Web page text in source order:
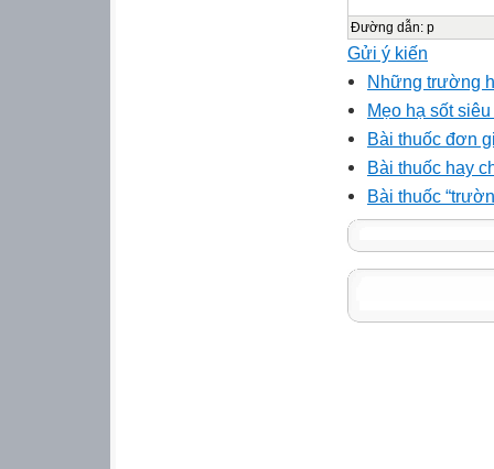
Đường dẫn: p
Gửi ý kiến
Những trường
Mẹo hạ sốt
Bài thuốc đơn
Bài thuốc hay
Bài thuốc